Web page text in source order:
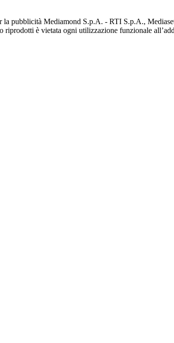
pubblicità Mediamond S.p.A. - RTI S.p.A.,
riprodotti è vietata ogni utilizzazione funzionale